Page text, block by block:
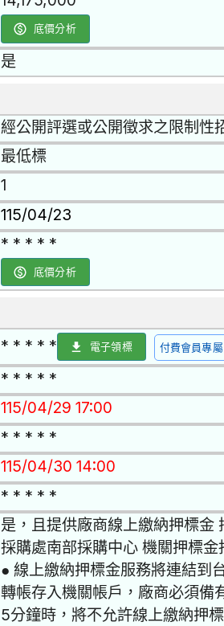
底價分析
是
經公開評選或公開徵求之限制性
最低標
1
115/04/23
* * * * *
底價分析
* * * * * 電子領標 付費會員專屬
* * * * *
115/04/29 17:00
* * * * *
115/04/30 14:00
* * * * *
是，且提供廠商線上繳納押標金
採購處南部採購中心 機關押標
● 線上繳納押標金服務將連結到
轉帳存入機關帳戶，廠商必須備
5分鐘時，將不允許線上繳納押